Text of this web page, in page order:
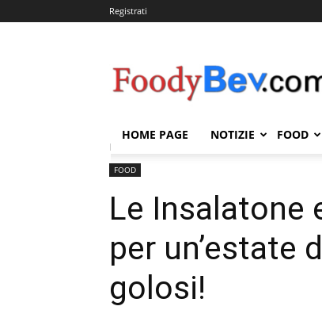
Registrati
HOME PAGE NOTIZIE FOOD
Home
FOOD
Le Insalatone
per un’estate
golosi!